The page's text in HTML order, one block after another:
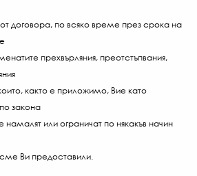
договора, по всяко време през срока на
прехвърляния, преотстъпвания,
както е приложимо, Вие като
закона
или ограничат по някакъв начин
Ви предоставили.